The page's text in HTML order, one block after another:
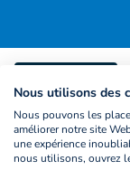
Comment
?
Lorsque vous avez
obligatoire (la «
Nous utilisons des
Nous pouvons les
améliorer notre site
une expérience
nous utilisons, ouvrez